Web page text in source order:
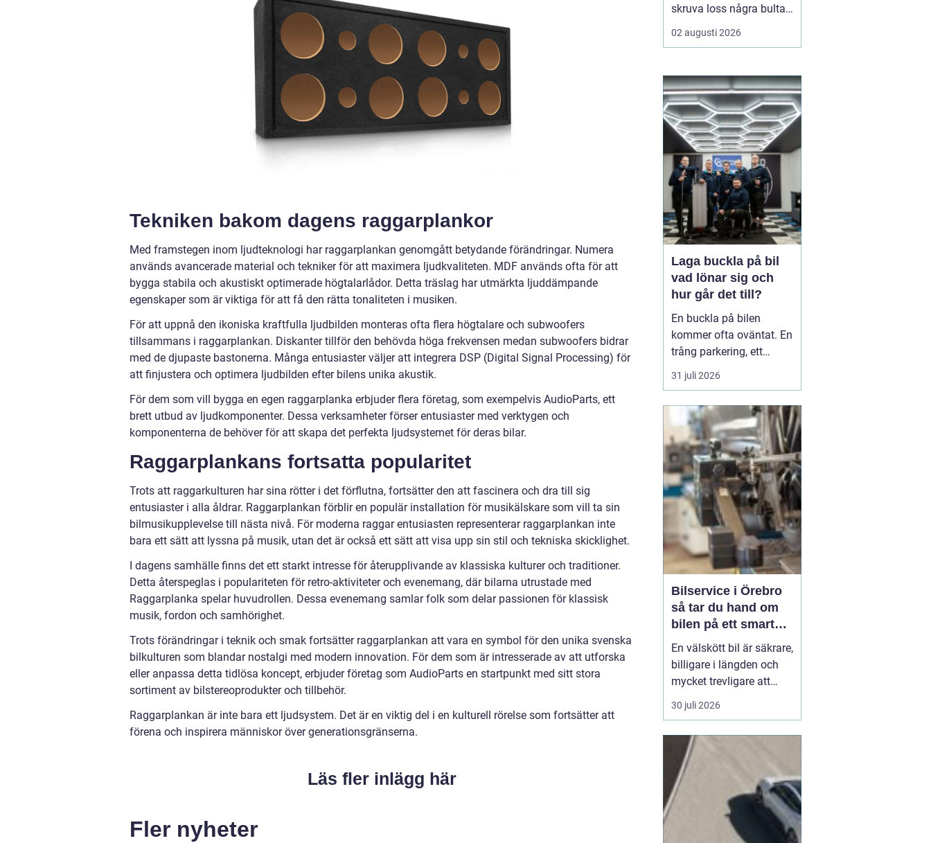
Tekniken bakom dagens raggarplankor
Med framstegen inom ljudteknologi har raggarplankan genomgått betydande förändringar. Numera
används avancerade material och tekniker för att maximera ljudkvaliteten. MDF används ofta för att
bygga stabila och akustiskt optimerade högtalarlådor. Detta träslag har utmärkta ljuddämpande
egenskaper som är viktiga för att få den rätta tonaliteten i musiken.
För att uppnå den ikoniska kraftfulla ljudbilden monteras ofta flera högtalare och subwoofers
tillsammans i raggarplankan. Diskanter tillför den behövda höga frekvensen medan subwoofers bidrar
med de djupaste bastonerna. Många entusiaster väljer att integrera DSP (Digital Signal Processing) för
att finjustera och optimera ljudbilden efter bilens unika akustik.
För dem som vill bygga en egen raggarplanka erbjuder flera företag, som exempelvis AudioParts, ett
brett utbud av ljudkomponenter. Dessa verksamheter förser entusiaster med verktygen och
komponenterna de behöver för att skapa det perfekta ljudsystemet för deras bilar.
Raggarplankans fortsatta popularitet
Trots att raggarkulturen har sina rötter i det förflutna, fortsätter den att fascinera och dra till sig
entusiaster i alla åldrar. Raggarplankan förblir en populär installation för musikälskare som vill ta sin
bilmusikupplevelse till nästa nivå. För moderna raggar entusiasten representerar raggarplankan inte
bara ett sätt att lyssna på musik, utan det är också ett sätt att visa upp sin stil och tekniska skicklighet.
I dagens samhälle finns det ett starkt intresse för återupplivande av klassiska kulturer och traditioner.
Detta återspeglas i populariteten för retro-aktiviteter och evenemang, där bilarna utrustade med
Raggarplanka spelar huvudrollen. Dessa evenemang samlar folk som delar passionen för klassisk
musik, fordon och samhörighet.
Trots förändringar i teknik och smak fortsätter raggarplankan att vara en symbol för den unika svenska
bilkulturen som blandar nostalgi med modern innovation. För dem som är intresserade av att utforska
eller anpassa detta tidlösa koncept, erbjuder företag som AudioParts en startpunkt med sitt stora
sortiment av bilstereoprodukter och tillbehör.
Raggarplankan är inte bara ett ljudsystem. Det är en viktig del i en kulturell rörelse som fortsätter att
förena och inspirera människor över generationsgränserna.
Läs fler inlägg här
Fler nyheter
skruva loss några bultar.
För bilägare i Örebro kan
skillnaden mellan bra
tydligt när första
snöfallet kommer, eller
när sommarregnet gör
vägarna hala. Med rätt
kunskap om däck, da...
02 augusti 2026
Laga buckla på bil
vad lönar sig och
hur går det till?
En buckla på bilen
kommer ofta oväntat. En
trång parkering, ett
dörruppslag utanför
mataffären eller ett
Många blir osäkra direkt:
ska man anmäla till
försäkringen, åka till en
plåtverkstad eller går det
att fixa snabbt och smi...
31 juli 2026
Bilservice i Örebro
så tar du hand om
bilen på ett smart
sätt
En välskött bil är säkrare,
billigare i längden och
mycket trevligare att
köra. Trots det väntar
många bilägare i Örebro
och reparationer. I den
här artikeln får du en
enkel genomgång av
hu...
30 juli 2026